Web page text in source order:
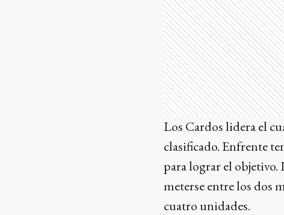
Los Cardos lidera el
clasificado. Enfrente
para lograr el objetivo.
meterse entre los dos
cuatro unidades.